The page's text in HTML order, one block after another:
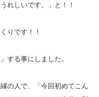
れしいです。」と！！
りです！！
する事にしました。
の人で、「今回初めてこん